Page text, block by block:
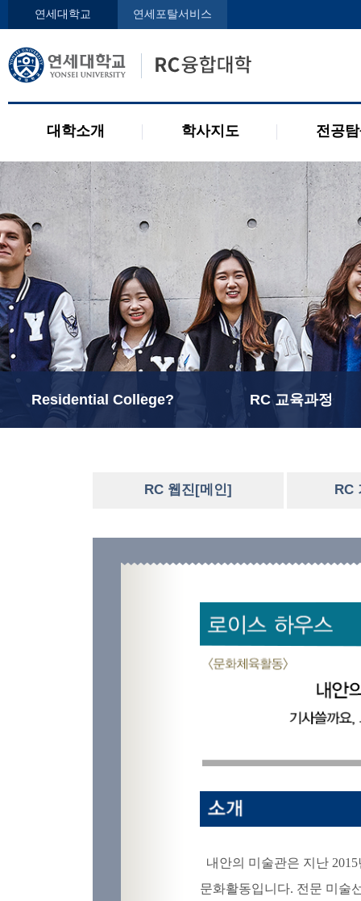
연세대학교 연세포탈서비스
대학소개 학사지도 전공
인사말
오시는 길
학사지도사
Residential College? RC 교육과정
RC 웹진[메인] RC
내안의 미술관은 지난
문화활동입니다. 전문 미술